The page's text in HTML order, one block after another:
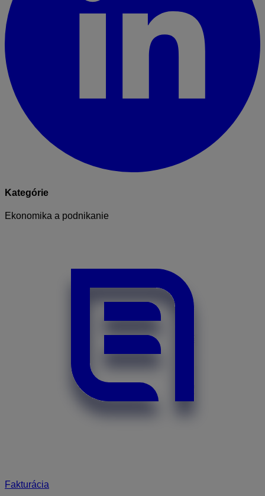
Kategórie
Ekonomika a podnikanie
Fakturácia